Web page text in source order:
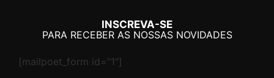
INSCREVA-SE
PARA RECEBER AS NOSSAS NOVIDADES
[mailpoet_form id="1"]